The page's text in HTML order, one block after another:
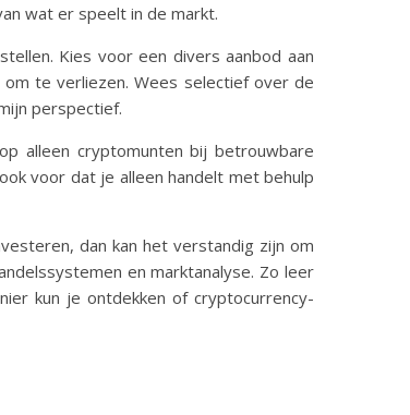
wat er speelt in de markt.
Kies voor een divers aanbod aan
te verliezen. Wees selectief over de
perspectief.
alleen cryptomunten bij betrouwbare
voor dat je alleen handelt met behulp
dan kan het verstandig zijn om
en marktanalyse. Zo leer
kun je ontdekken of cryptocurrency-